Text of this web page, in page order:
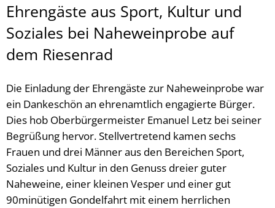
Ehrengäste aus Sport, Kultur und
Soziales bei Naheweinprobe auf
dem Riesenrad
Die Einladung der Ehrengäste zur Naheweinprobe war
ein Dankeschön an ehrenamtlich engagierte Bürger.
Dies hob Oberbürgermeister Emanuel Letz bei seiner
Begrüßung hervor. Stellvertretend kamen sechs
Frauen und drei Männer aus den Bereichen Sport,
Soziales und Kultur in den Genuss dreier guter
Naheweine, einer kleinen Vesper und einer gut
90minütigen Gondelfahrt mit einem herrlichen